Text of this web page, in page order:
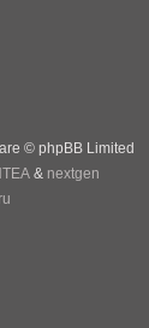
© phpBB Limited
& nextgen